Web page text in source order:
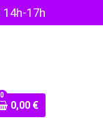
17h
0
0,00 €